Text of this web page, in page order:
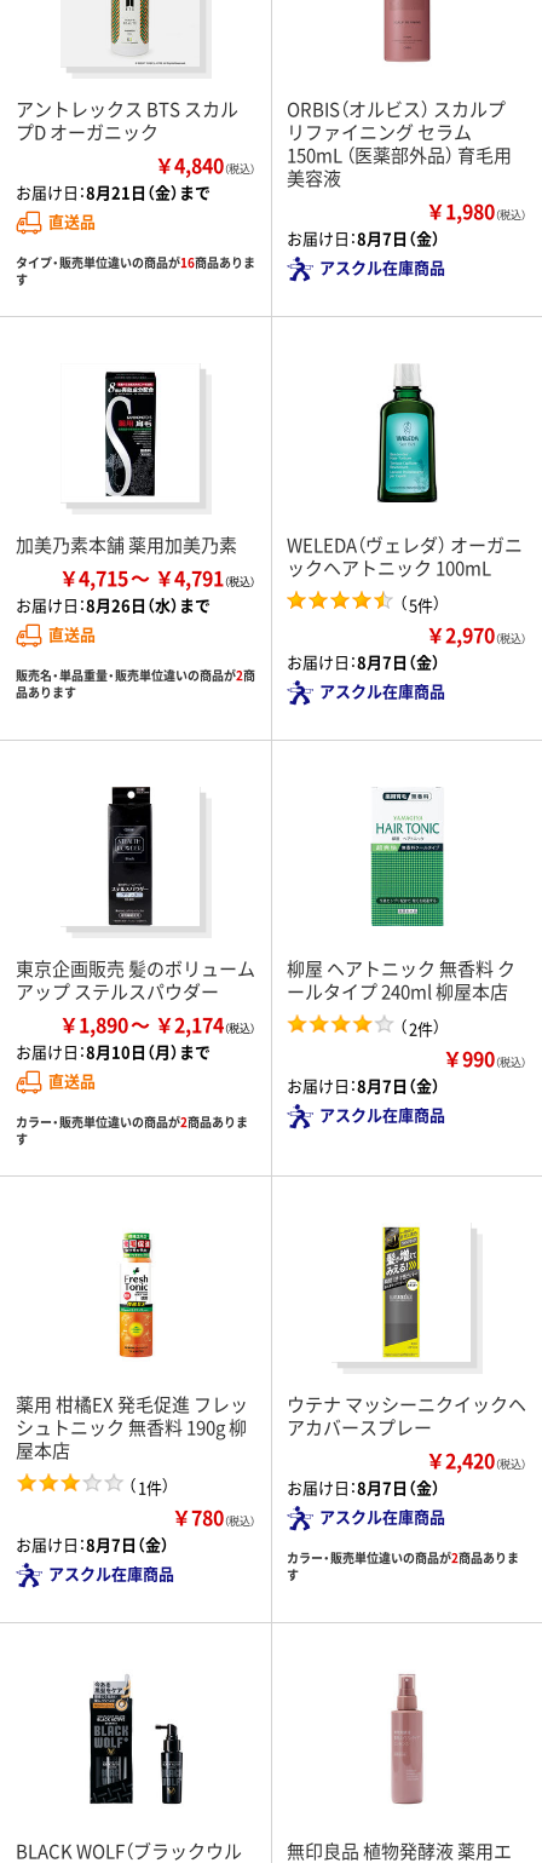
アントレックス BTS スカル
プD オーガニック
￥4,840（税込）
お届け日：8月21日（金）まで
直送品
タイプ・販売単位違いの商品が16商品ありま
す
ORBIS（オルビス） スカルプ
リファイニング セラム
150mL （医薬部外品） 育毛用
美容液
￥1,980（税込）
お届け日：8月7日（金）
アスクル在庫商品
加美乃素本舗 薬用加美乃素
￥4,715 ￥4,791
お届け日：8月26日（水）まで
直送品
販売名・単品重量・販売単位違いの商品が2商
品あります
WELEDA（ヴェレダ） オーガニ
ックヘアトニック 100mL
（5件）
￥2,970（税込）
お届け日：8月7日（金）
アスクル在庫商品
東京企画販売 髪のボリューム
アップ ステルスパウダー
￥1,890 ￥2,174
お届け日：8月10日（月）まで
直送品
カラー・販売単位違いの商品が2商品ありま
す
柳屋 ヘアトニック 無香料 ク
ールタイプ 240ml 柳屋本店
（2件）
￥990（税込）
お届け日：8月7日（金）
アスクル在庫商品
薬用 柑橘EX 発毛促進 フレッ
シュトニック 無香料 190g 柳
屋本店
（1件）
￥780（税込）
お届け日：8月7日（金）
アスクル在庫商品
ウテナ マッシーニクイックヘ
アカバースプレー
￥2,420（税込）
お届け日：8月7日（金）
アスクル在庫商品
カラー・販売単位違いの商品が2商品ありま
す
BLACK WOLF（ブラックウル
無印良品 植物発酵液 薬用エ